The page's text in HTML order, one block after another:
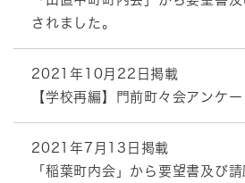
されました。
2021年10月22日掲載
【学校再編】門前町々会アンケ
2021年7月13日掲載
「稲葉町内会」から要望書及び